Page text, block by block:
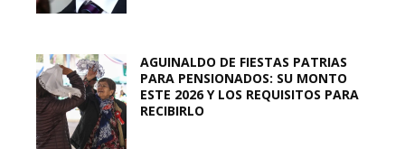
AGUINALDO DE FIESTAS PATRIAS
PARA PENSIONADOS: SU MONTO
ESTE 2026 Y LOS REQUISITOS PARA
RECIBIRLO